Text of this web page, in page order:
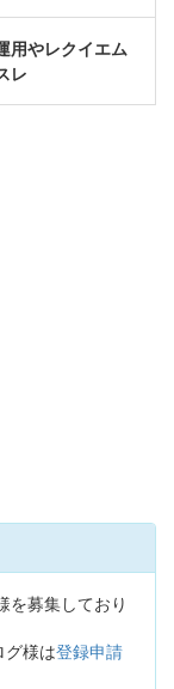
用やレクイエム
レ
を募集しており
グ様は登録申請